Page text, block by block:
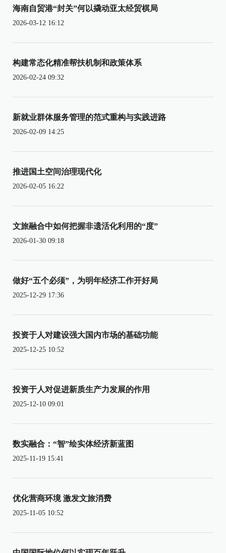
海南自贸港“封关”何以撬动亚太经贸棋局
2026-03-12 16:12
构建常态化精准帮扶机制和政策体系
2026-02-24 09:32
新就业群体服务管理的范式重构与实践进路
2026-02-09 14:25
推进国土空间治理现代化
2026-02-05 16:22
文旅融合中如何把握非遗活化利用的“度”
2026-01-30 09:18
做好“五个必须”，为明年经济工作开好局
2025-12-29 17:36
投资于人对建设强大国内市场的基础功能
2025-12-25 10:52
投资于人对促进新质生产力发展的作用
2025-12-10 09:01
数实融合：“智”绘实体经济新蓝图
2025-11-19 15:41
优化营商环境 激发文旅消费
2025-11-05 10:52